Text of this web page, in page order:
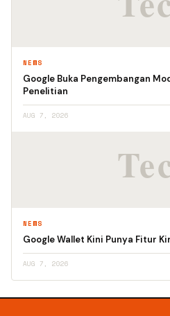
NEWS
Google Buka Pengembangan
Penelitian
AUG 7, 2026
NEWS
Google Wallet Kini Punya Fitur
AUG 7, 2026